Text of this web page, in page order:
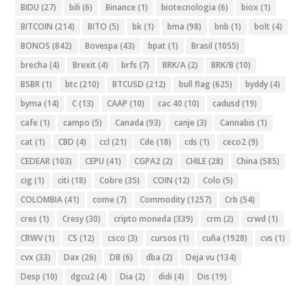
BIDU (27) bili (6) Binance (1) biotecnologia (6) biox (1)
BITCOIN (214) BITO (5) bk(1) bma (98) bnb (1) bolt (4)
BONOS (842) Bovespa (43) bpat (1) Brasil (1055)
brecha (4) Brexit (4) brfs (7) BRK/A(2) BRK/B (10)
BSBR(1) btc(210) BTCUSD (212) bull flag (625) byddy(4)
byma (14) C(13) CAAP (10) cac 40 (10) cadusd (19)
cafe (1) campo (5) Canada (93) canje (3) Cannabis (1)
cat (1) CBD (4) ccl (21) Cde (18) cds (1) ceco2(9)
CEDEAR(103) CEPU (41) CGPA2(2) CHILE(28) China (585)
cig (1) citi (18) Cobre (35) COIN (12) Colo (5)
COLOMBIA(41) come (7) Commodity(1257) Crb (54)
cres (1) Cresy(30) cripto moneda (339) crm (2) crwd (1)
CRWV(1) CS (12) csco (3) cursos (1) cuña (1928) cvs (1)
cvx (33) Dax (26) DB (6) dba (2) Deja vu (134)
Desp (10) dgcu2(4) Dia (2) didi (4) Dis (19)